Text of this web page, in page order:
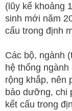
(lũy kế khoảng
sinh mới năm
cấu trong định
Các bộ, ngành
hệ thống
rộng khắp, nên
bảo dưỡng, chi
kết cấu trong